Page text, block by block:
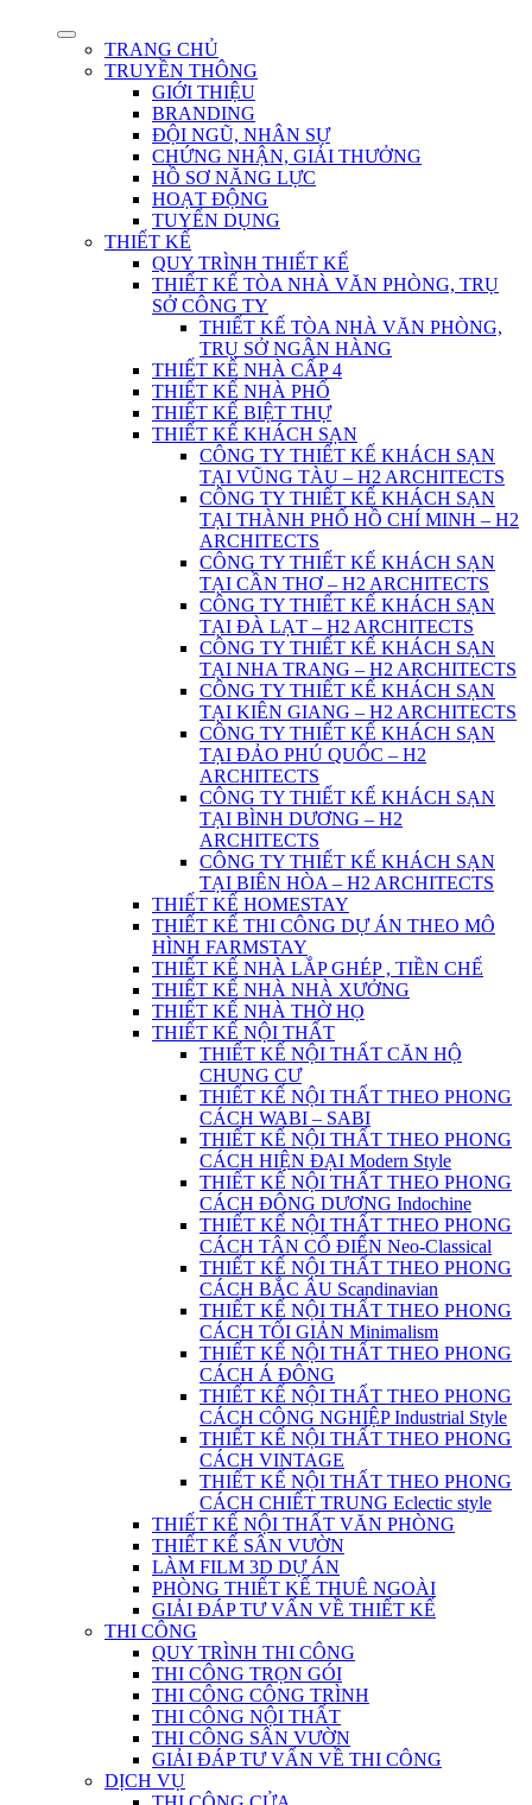
TRANG CHỦ
TRUYỀN THÔNG
GIỚI THIỆU
BRANDING
ĐỘI NGŨ, NHÂN SỰ
CHỨNG NHẬN, GIẢI THƯỞNG
HỒ SƠ NĂNG LỰC
HOẠT ĐỘNG
TUYỂN DỤNG
THIẾT KẾ
QUY TRÌNH THIẾT KẾ
THIẾT KẾ TÒA NHÀ VĂN PHÒNG, TRỤ
SỞ CÔNG TY
THIẾT KẾ TÒA NHÀ VĂN PHÒNG,
TRỤ SỞ NGÂN HÀNG
THIẾT KẾ NHÀ CẤP 4
THIẾT KẾ NHÀ PHỐ
THIẾT KẾ BIỆT THỰ
THIẾT KẾ KHÁCH SẠN
CÔNG TY THIẾT KẾ KHÁCH SẠN
TẠI VŨNG TÀU – H2 ARCHITECTS
CÔNG TY THIẾT KẾ KHÁCH SẠN
TẠI THÀNH PHỐ HỒ CHÍ MINH – H2
ARCHITECTS
CÔNG TY THIẾT KẾ KHÁCH SẠN
TẠI CẦN THƠ – H2 ARCHITECTS
CÔNG TY THIẾT KẾ KHÁCH SẠN
TẠI ĐÀ LẠT – H2 ARCHITECTS
CÔNG TY THIẾT KẾ KHÁCH SẠN
TẠI NHA TRANG – H2 ARCHITECTS
CÔNG TY THIẾT KẾ KHÁCH SẠN
TẠI KIÊN GIANG – H2 ARCHITECTS
CÔNG TY THIẾT KẾ KHÁCH SẠN
TẠI ĐẢO PHÚ QUỐC – H2
ARCHITECTS
CÔNG TY THIẾT KẾ KHÁCH SẠN
TẠI BÌNH DƯƠNG – H2
ARCHITECTS
CÔNG TY THIẾT KẾ KHÁCH SẠN
TẠI BIÊN HÒA – H2 ARCHITECTS
THIẾT KẾ HOMESTAY
THIẾT KẾ THI CÔNG DỰ ÁN THEO MÔ
HÌNH FARMSTAY
THIẾT KẾ NHÀ LẮP GHÉP , TIỀN CHẾ
THIẾT KẾ NHÀ NHÀ XƯỞNG
THIẾT KẾ NHÀ THỜ HỌ
THIẾT KẾ NỘI THẤT
THIẾT KẾ NỘI THẤT CĂN HỘ
CHUNG CƯ
THIẾT KẾ NỘI THẤT THEO PHONG
CÁCH WABI – SABI
THIẾT KẾ NỘI THẤT THEO PHONG
CÁCH HIỆN ĐẠI Modern Style
THIẾT KẾ NỘI THẤT THEO PHONG
CÁCH ĐÔNG DƯƠNG Indochine
THIẾT KẾ NỘI THẤT THEO PHONG
CÁCH TÂN CỔ ĐIỂN Neo-Classical
THIẾT KẾ NỘI THẤT THEO PHONG
CÁCH BẮC ÂU Scandinavian
THIẾT KẾ NỘI THẤT THEO PHONG
CÁCH TỐI GIẢN Minimalism
THIẾT KẾ NỘI THẤT THEO PHONG
CÁCH Á ĐÔNG
THIẾT KẾ NỘI THẤT THEO PHONG
CÁCH CÔNG NGHIỆP Industrial Style
THIẾT KẾ NỘI THẤT THEO PHONG
CÁCH VINTAGE
THIẾT KẾ NỘI THẤT THEO PHONG
CÁCH CHIẾT TRUNG Eclectic style
THIẾT KẾ NỘI THẤT VĂN PHÒNG
THIẾT KẾ SÂN VƯỜN
LÀM FILM 3D DỰ ÁN
PHÒNG THIẾT KẾ THUÊ NGOÀI
GIẢI ĐÁP TƯ VẤN VỀ THIẾT KẾ
THI CÔNG
QUY TRÌNH THI CÔNG
THI CÔNG TRỌN GÓI
THI CÔNG CÔNG TRÌNH
THI CÔNG NỘI THẤT
THI CÔNG SÂN VƯỜN
GIẢI ĐÁP TƯ VẤN VỀ THI CÔNG
DỊCH VỤ